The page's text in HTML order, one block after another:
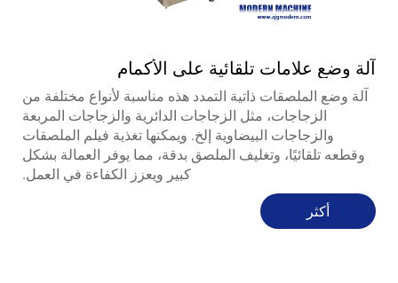
آلة وضع علامات تلقائية على الأكمام
آلة وضع الملصقات ذاتية التمدد هذه مناسبة لأنواع مختلفة من
الزجاجات، مثل الزجاجات الدائرية والزجاجات المربعة
والزجاجات البيضاوية إلخ. ويمكنها تغذية فيلم الملصقات
وقطعه تلقائيًا، وتغليف الملصق بدقة، مما يوفر العمالة بشكل
كبير ويعزز الكفاءة في العمل.
أكثر